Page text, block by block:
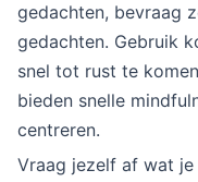
gedachten, bevraag
gedachten. Gebruik
snel tot rust te
bieden snelle
centreren.
Vraag jezelf af wat